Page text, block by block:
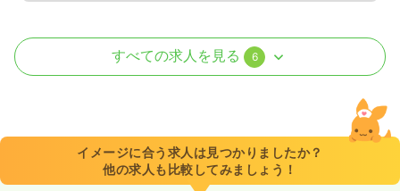
外来 正・准看護師
8:45～17:15
月給23万円以上可
すべての求人を見る 6
イメージに合う求人は見つかりましたか？
他の求人も比較してみましょう！